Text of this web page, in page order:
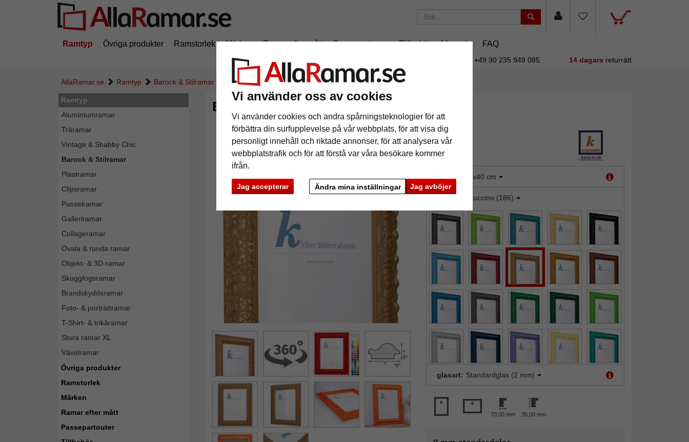
Vi använder oss av cookies
Vi använder cookies och andra spårningsteknologier för att
förbättra din surfupplevelse på vår webbplats, för att visa dig
personligt innehåll och riktade annonser, för att analysera vår
webbplatstrafik och för att förstå var våra besökare kommer
ifrån.
Jag accepterar Jag avböjer
Ändra mina inställningar
Ramtyp Övriga produkter Ramstorlek Märken Ramar efter mått Passepartouter Tillbehör Magasin FAQ
195 kr +49 30 235 949 085 14 dagars returrätt
AllaRamar.se Ramtyp Barock & Stilramar Barockram Salamanca Color
Ramtyp
Aluminiumramar
Träramar
Vintage & Shabby Chic
Barock & Stilramar
Plastramar
Clipsramar
Pusselramar
Galleriramar
Collageramar
Ovala & runda ramar
Objekt- & 3D-ramar
Skuggfogsramar
Brandskyddsramar
Foto- & porträttramar
T-Shirt- & trikåramar
Stora ramar XL
Växelramar
Övriga produkter
Ramstorlek
Märken
Ramar efter mått
Passepartouter
Barockram Salamanca Color
Tillbaka
30x40 cm
Cappuccino (186)
glasart: Standardglas (2 mm)
70,00 mm 35,00 mm